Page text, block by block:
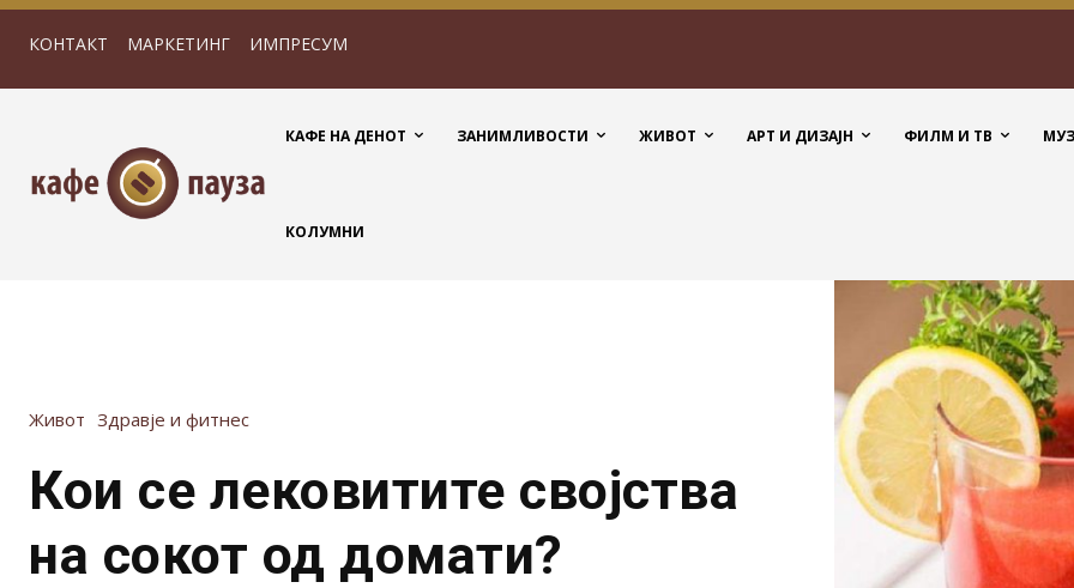
КОНТАКТ МАРКЕТИНГ ИМПРЕСУМ
КАФЕ НА ДЕНОТ ЗАНИМЛИВОСТИ ЖИВОТ АРТ И ДИЗАЈН ФИЛМ И ТВ
КОЛУМНИ
Живот Здравје и фитнес
Кои се лековитите својства
на сокот од домати?